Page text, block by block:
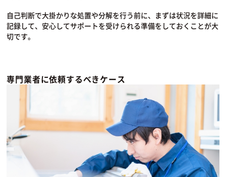
自己判断で大掛かりな処置や分解を行う前に、まずは状況を詳細に
記録して、安心してサポートを受けられる準備をしておくことが大
切です。
専門業者に依頼するべきケース